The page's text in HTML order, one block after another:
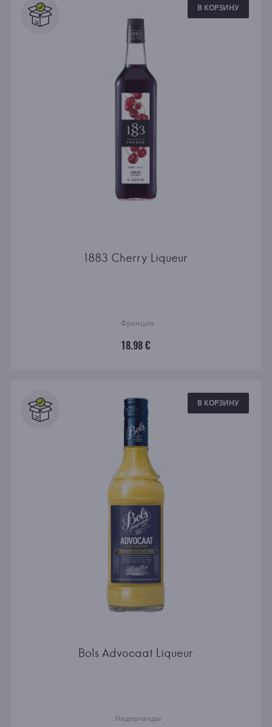
В КОРЗИНУ
1883 Cherry Liqueur
· Франция
18.98 €
В КОРЗИНУ
Bols Advocaat Liqueur
· Нидерланды